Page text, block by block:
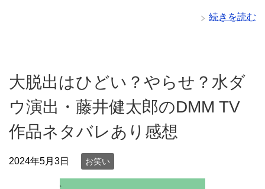
続きを読む
大脱出はひどい？やらせ？水ダ
ウ演出・藤井健太郎のDMM TV
作品ネタバレあり感想
2024年5月3日 お笑い